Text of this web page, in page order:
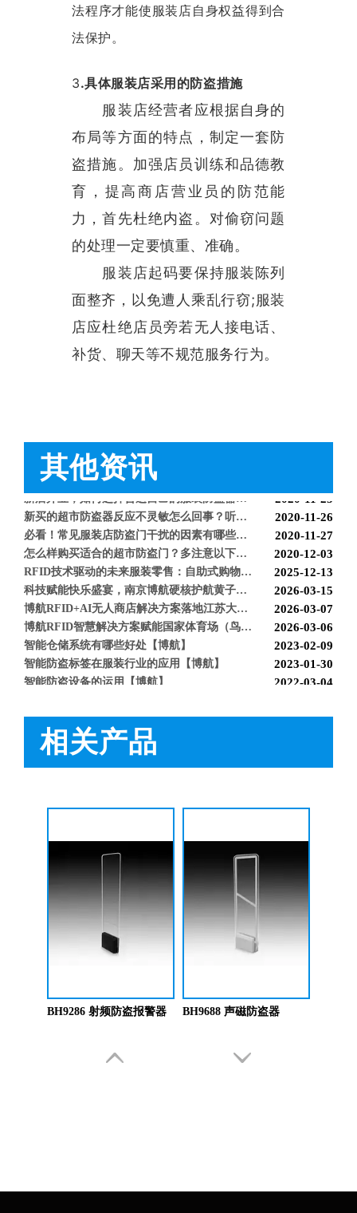
法程序才能使服装店自身权益得到合
法保护。
3.具体服装店采用的防盗措施
服装店经营者应根据自身的
布局等方面的特点，制定一套防
盗措施。加强店员训练和品德教
育，提高商店营业员的防范能
力，首先杜绝内盗。对偷窃问题
的处理一定要慎重、准确。
服装店起码要保持服装陈列
面整齐，以免遭人乘乱行窃;服装
店应杜绝店员旁若无人接电话、
补货、聊天等不规范服务行为。
其他资讯
怎么样购买适合的超市防盗门？多注意以下几点！[博航] 2020-12-03
RFID技术驱动的未来服装零售：自助式购物体验白皮书 2025-12-13
科技赋能快乐盛宴，南京博航硬核护航黄子弘凡鸟巢“OPEN WORLD”演唱会 2026-03-15
智能仓储系统有哪些好处【博航】 2023-02-09
智能防盗标签在服装行业的应用【博航】 2023-01-30
智能防盗设备的运用【博航】 2022-03-04
RFID防盗器系统在商超的应用
RFID与声磁防盗有什么区别呢？博航小编来解答【博航】
上海文峰千家惠常熟凤凰城店安装工程案例【博航】
服装店防盗器老是报警怎么办【博航】
新店开业，如何选择合适自己的服装防盗器？看完就明白了[博航] 2020-11-25
2020-11-26
必看！常见服装店防盗门干扰的因素有哪些？[博航] 2020-11-27
2020-12-03
2025-12-13
2026-03-15
2026-03-07
2026-03-06
智能仓储系统有哪些好处【博航】 2023-02-09
智能防盗标签在服装行业的应用【博航】 2023-01-30
智能防盗设备的运用【博航】 2022-03-04
RFID与声磁防盗有什么区别呢？博航小编来解答【博航】 2022-01-26
相关产品
BH9678 声磁防盗系统 BH9686 声磁防盗器
BH9286 射频防盗报警器 BH9688 声磁防盗器